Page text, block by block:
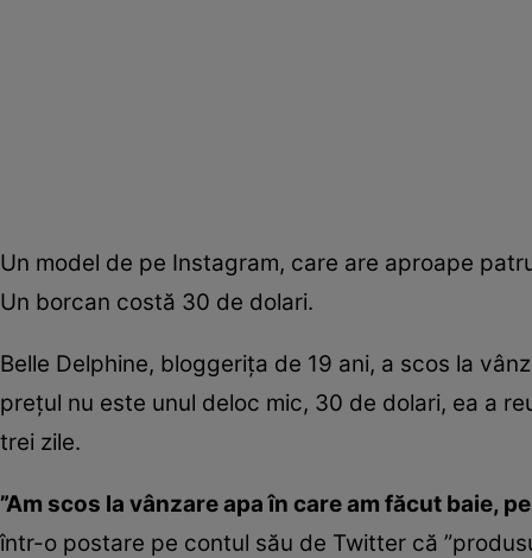
Un model de pe Instagram, care are aproape
Un borcan costă 30 de dolari.
Belle Delphine, bloggeriţa de 19 ani, a scos la
preţul nu este unul deloc mic, 30 de dolari, ea a
trei zile.
”Am scos la vânzare apa în care am făcut baie,
într-o postare pe contul său de Twitter că